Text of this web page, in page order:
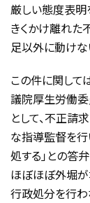
厳しい態度表明
きくかけ離れた
足以外に動けな
この件に関し
議院厚生労働委
として、不正請
な指導監督を
処する」との答
ほぼほぼ外堀
行政処分を行わ